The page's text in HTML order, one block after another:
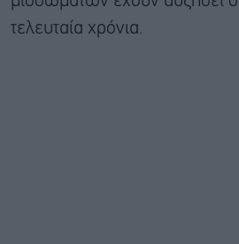
τελευταία χρόνια.